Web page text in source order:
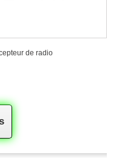
de radio